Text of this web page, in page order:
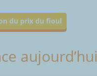
du prix du fioul
aujourd’hui